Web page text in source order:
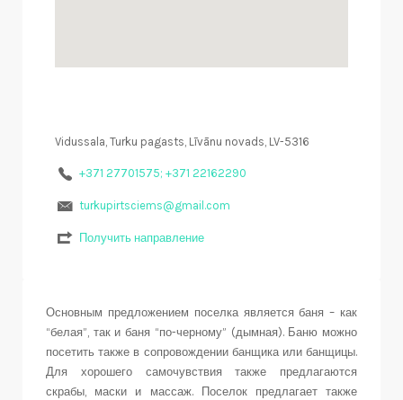
Vidussala, Turku pagasts, Līvānu novads, LV-5316
+371 27701575; +371 22162290
turkupirtsciems@gmail.com
Получить направление
Основным предложением поселка является баня – как
“белая”, так и баня “по-черному” (дымная). Баню можно
посетить также в сопровождении банщика или банщицы.
Для хорошего самочувствия также предлагаются
скрабы, маски и массаж. Поселок предлагает также